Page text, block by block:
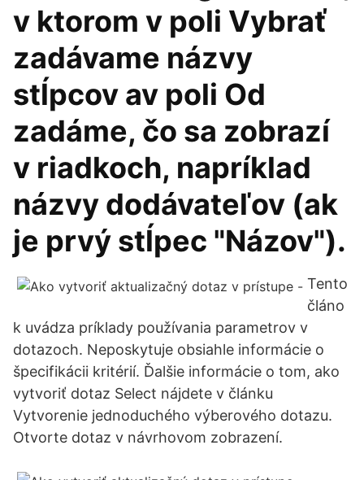
v ktorom v poli Vybrať
zadávame názvy
stĺpcov av poli Od
zadáme, čo sa zobrazí
v riadkoch, napríklad
názvy dodávateľov (ak
je prvý stĺpec "Názov").
Tento
článo
k uvádza príklady používania parametrov v
dotazoch. Neposkytuje obsiahle informácie o
špecifikácii kritérií. Ďalšie informácie o tom, ako
vytvoriť dotaz Select nájdete v článku
Vytvorenie jednoduchého výberového dotazu.
Otvorte dotaz v návrhovom zobrazení.